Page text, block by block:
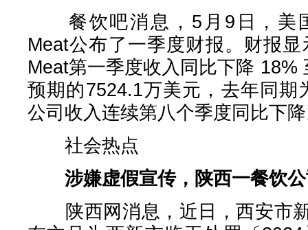
餐饮吧消息，5月9日，美国
Meat公布了一季度财报。财报
Meat第一季度收入同比下降 18%
预期的7524.1万美元，去年同期
公司收入连续第八个季度同比下
社会热点
涉嫌虚假宣传，陕西一餐饮
陕西网消息，近日，西安市